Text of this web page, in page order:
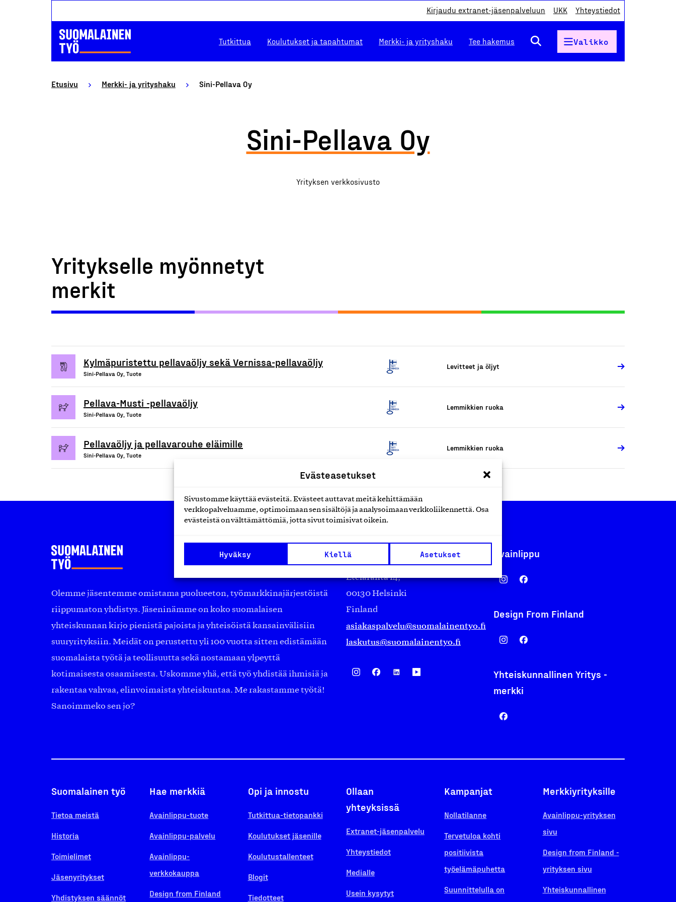
Evästeasetukset
Sivustomme käyttää evästeitä. Evästeet auttavat meitä kehittämään
verkkopalveluamme, optimoimaan sen sisältöjä ja analysoimaan verkkoliikennettä. Osa
evästeistä on välttämättömiä, jotta sivut toimisivat oikein.
Hyväksy Kiellä Asetukset
Kirjaudu extranet-jäsenpalveluun UKK Yhteystiedot
Tutkittua Koulutukset ja tapahtumat Merkki- ja yrityshaku Tee hakemus Valikko
Etusivu Merkki- ja yrityshaku Sini-Pellava Oy
Sini-Pellava Oy
Yrityksen verkkosivusto
Yritykselle myönnetyt
merkit
Kylmäpuristettu pellavaöljy sekä Vernissa-pellavaöljy
Sini-Pellava Oy, Tuote
Levitteet ja öljyt
Pellava-Musti -pellavaöljy
Sini-Pellava Oy, Tuote
Lemmikkien ruoka
Pellavaöljy ja pellavarouhe eläimille
Sini-Pellava Oy, Tuote
Lemmikkien ruoka
Olemme jäsentemme omistama puolueeton, työmarkkinajärjestöistä
riippumaton yhdistys. Jäseninämme on koko suomalaisen
yhteiskunnan kirjo pienistä pajoista ja yhteisöistä kansainvälisiin
suuryrityksiin. Meidät on perustettu yli 100 vuotta sitten edistämään
suomalaista työtä ja teollisuutta sekä nostamaan ylpeyttä
kotimaisesta osaamisesta. Uskomme yhä, että työ yhdistää ihmisiä ja
rakentaa vahvaa, elinvoimaista yhteiskuntaa. Me rakastamme työtä!
Sanoimmeko sen jo?
Suomalainen työ ry
Eteläranta 14,
00130 Helsinki
Finland
asiakaspalvelu@suomalainentyo.fi
laskutus@suomalainentyo.fi
Avainlippu
Design From Finland
Yhteiskunnallinen Yritys -
merkki
Suomalainen työ
Tietoa meistä
Historia
Toimielimet
Jäsenyritykset
Yhdistyksen säännöt
Hae merkkiä
Avainlippu-tuote
Avainlippu-palvelu
Avainlippu-
verkkokauppa
Design from Finland
Opi ja innostu
Tutkittua-tietopankki
Koulutukset jäsenille
Koulutustallenteet
Blogit
Tiedotteet
Ollaan
yhteyksissä
Extranet-jäsenpalvelu
Yhteystiedot
Medialle
Usein kysytyt
Kampanjat
Nollatilanne
Tervetuloa kohti
positiivista
työelämäpuhetta
Suunnittelulla on
Merkkiyrityksille
Avainlippu-yrityksen
sivu
Design from Finland -
yrityksen sivu
Yhteiskunnallinen